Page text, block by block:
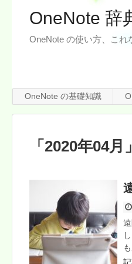
OneNote 辞
OneNote の使い方、これ
OneNote の基礎知識
「 2020年04月 」